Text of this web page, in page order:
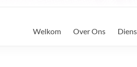
Welkom Over Ons